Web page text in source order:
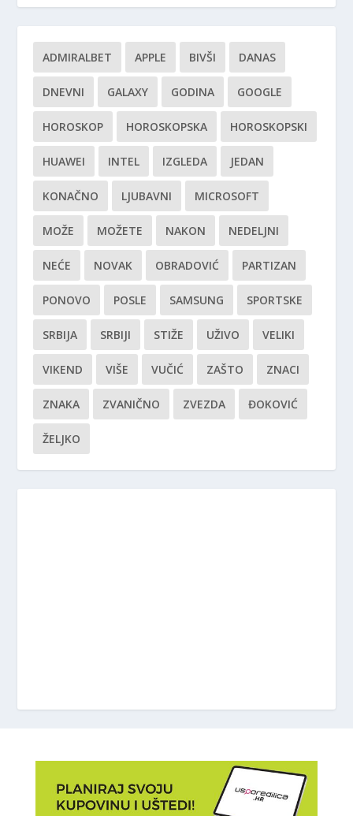
ADMIRALBET APPLE BIVŠI DANAS
DNEVNI GALAXY GODINA GOOGLE
HOROSKOP HOROSKOPSKA HOROSKOPSKI
HUAWEI INTEL IZGLEDA JEDAN
KONAČNO LJUBAVNI MICROSOFT
MOŽE MOŽETE NAKON NEDELJNI
NEĆE NOVAK OBRADOVIĆ PARTIZAN
PONOVO POSLE SAMSUNG SPORTSKE
SRBIJA SRBIJI STIŽE UŽIVO VELIKI
VIKEND VIŠE VUČIĆ ZAŠTO ZNACI
ZNAKA ZVANIČNO ZVEZDA ĐOKOVIĆ
ŽELJKO